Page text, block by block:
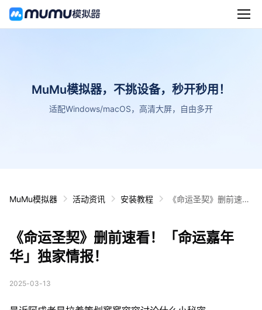
MuMu模拟器，不挑设备，秒开秒用！
适配Windows/macOS，高清大屏，自由多开
MuMu模拟器 活动资讯 安装教程
《命运圣契》删前速
《命运圣契》删前速看！「命运嘉年
华」独家情报！
2025-03-13